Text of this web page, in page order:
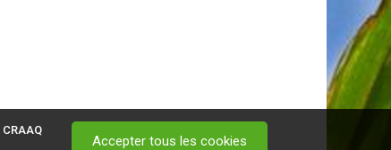
CRAAQ
Accepter tous les cookies